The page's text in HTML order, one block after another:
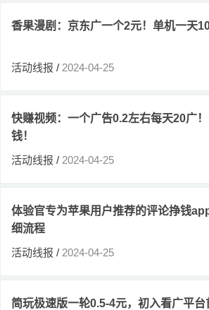
香果漫剧：京东广一个2元！单机一天
活动线报 / 2024-04-25
快赚视频：一个广告0.2左右每天20广
钱！
活动线报 / 2024-04-25
体验官专为苹果用户推荐的评论挣钱
细流程
活动线报 / 2024-04-25
简玩极速版一轮0.5-4元，初入看广平台